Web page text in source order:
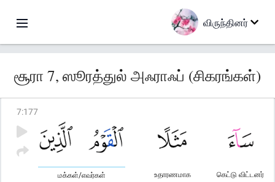
விருந்தினர்
சூரா 7, ஸூரத்துல் அஃராஃப் (சிகரங்கள்)
7:177
கெட்டு விட்டனர்
உதாரணமாக
மக்கள்/எவர்கள்